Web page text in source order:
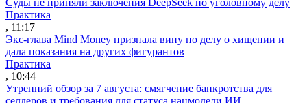
Практика
, 11:17
Экс-глава Mind Money признала вину по делу о хищении и
дала показания на других фигурантов
Практика
, 10:44
Утренний обзор за 7 августа: смягчение банкротства для
селлеров и требования для статуса нацмодели ИИ